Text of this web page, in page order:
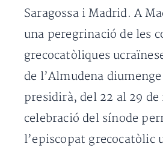
Saragossa i Madrid. A
una peregrinació de les
grecocatòliques
de l’Almudena
presidirà, del 22 al 29
celebració del sínode
l’episcopat grecocatòlic